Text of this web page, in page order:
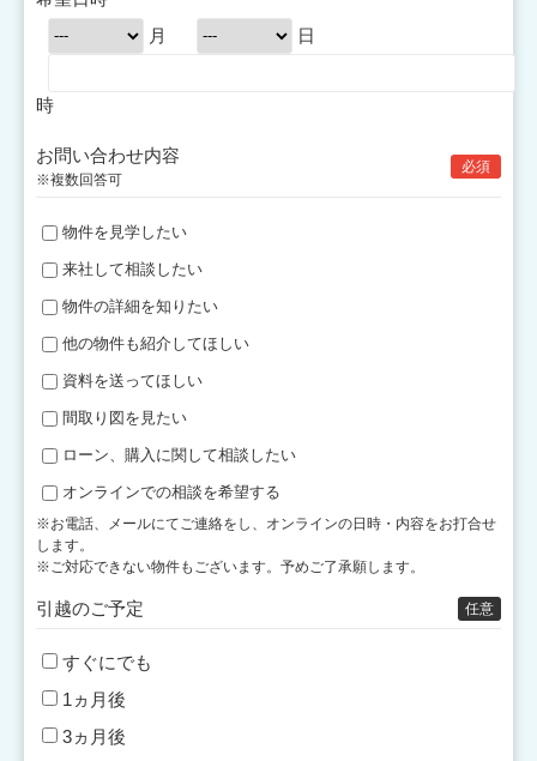
月
日
時
お問い合わせ内容
※複数回答可
必須
物件を見学したい
来社して相談したい
物件の詳細を知りたい
他の物件も紹介してほしい
資料を送ってほしい
間取り図を見たい
ローン、購入に関して相談したい
オンラインでの相談を希望する
※お電話、メールにてご連絡をし、オンラインの日時・内容をお打合せ
します。
※ご対応できない物件もございます。予めご了承願します。
引越のご予定 任意
すぐにでも
1ヵ月後
3ヵ月後